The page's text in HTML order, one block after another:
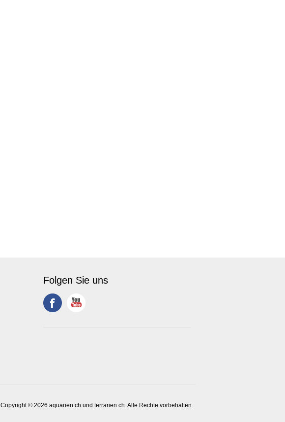
Folgen Sie uns
Copyright © 2026 aquarien.ch und terrarien.ch. Alle Rechte vorbehalten.